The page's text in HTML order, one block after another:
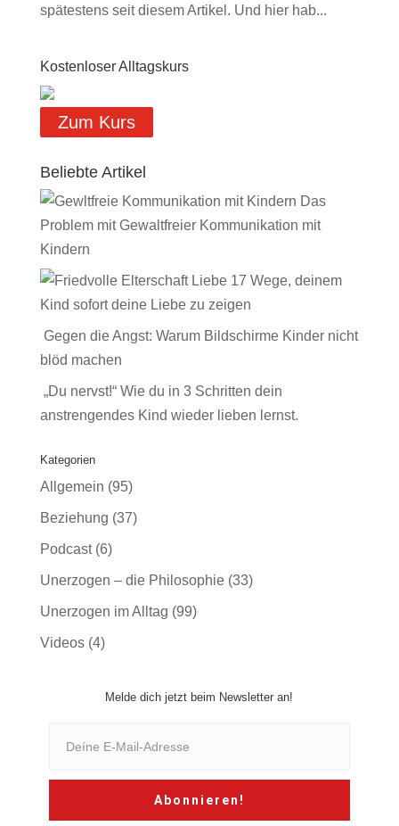
spätestens seit diesem Artikel. Und hier hab...
Kostenloser Alltagskurs
Zum Kurs
Beliebte Artikel
Das
Problem mit Gewaltfreier Kommunikation mit
Kindern
17 Wege, deinem
Kind sofort deine Liebe zu zeigen
Gegen die Angst: Warum Bildschirme Kinder nicht
blöd machen
„Du nervst!“ Wie du in 3 Schritten dein
anstrengendes Kind wieder lieben lernst.
Kategorien
Allgemein (95)
Beziehung (37)
Podcast(6)
Unerzogen – die Philosophie(33)
Unerzogen im Alltag (99)
Videos(4)
Melde dich jetzt beim Newsletter an!
Abonnieren!